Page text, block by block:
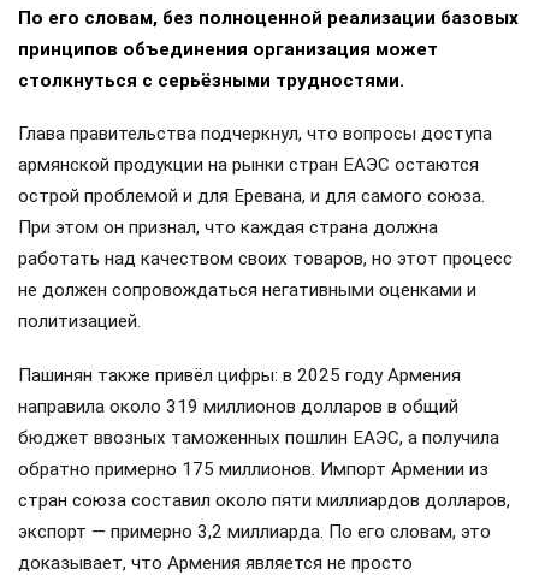
По его словам, без полноценной реализации базовых
принципов объединения организация может
столкнуться с серьёзными трудностями.
Глава правительства подчеркнул, что вопросы доступа
армянской продукции на рынки стран ЕАЭС остаются
острой проблемой и для Еревана, и для самого союза.
При этом он признал, что каждая страна должна
работать над качеством своих товаров, но этот процесс
не должен сопровождаться негативными оценками и
политизацией.
Пашинян также привёл цифры: в 2025 году Армения
направила около 319 миллионов долларов в общий
бюджет ввозных таможенных пошлин ЕАЭС, а получила
обратно примерно 175 миллионов. Импорт Армении из
стран союза составил около пяти миллиардов долларов,
экспорт — примерно 3,2 миллиарда. По его словам, это
доказывает, что Армения является не просто